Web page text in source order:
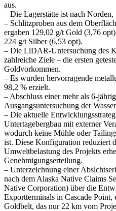
aus.
– Die Lagerstätte ist nach
– Schlitzproben aus dem
ergaben 129,02 g/t Gold (3,76
224 g/t Silber (6,53 opt).
– Die LiDAR-Untersuchung des
zahlreiche Ziele – die ersten
Goldvorkommen.
– Es wurden hervorragende
98,2 % erzielt.
– Abschluss einer mehr als 6-
Ausgangsuntersuchung der
– Die aktuelle
Untertagebergbau mit externer
wodurch keine Mühle oder
ist. Diese Konfiguration reduziert
Umweltbelastung des Projekts
Genehmigungserteilung.
– Unterzeichnung einer
nach dem Alaska Native Claims
Native Corporation) über die
Exportterminals in Cascade
Goldbelt, das nur 22 km vom